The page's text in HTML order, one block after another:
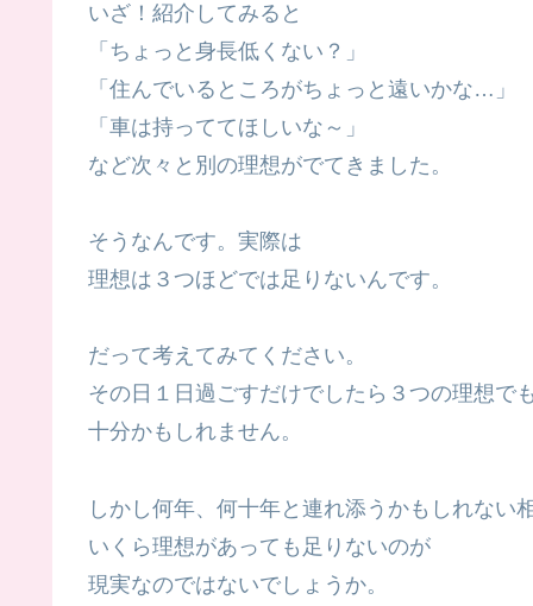
いざ！紹介してみると
「ちょっと身長低くない？」
「住んでいるところがちょっと遠いかな…」
「車は持っててほしいな～」
など次々と別の理想がでてきました。
そうなんです。実際は
理想は３つほどでは足りないんです。
だって考えてみてください。
その日１日過ごすだけでしたら３つの理想でも
十分かもしれません。
しかし何年、何十年と連れ添うかもしれない相
いくら理想があっても足りないのが
現実なのではないでしょうか。